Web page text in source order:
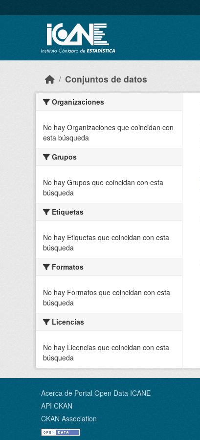
Conjuntos de datos
Organizaciones
No hay Organizaciones que coincidan con
esta búsqueda
Grupos
No hay Grupos que coincidan con esta
búsqueda
Etiquetas
No hay Etiquetas que coincidan con esta
búsqueda
Formatos
No hay Formatos que coincidan con esta
búsqueda
Licencias
No hay Licencias que coincidan con esta
búsqueda
Acerca de Portal Open Data ICANE
API CKAN
CKAN Association